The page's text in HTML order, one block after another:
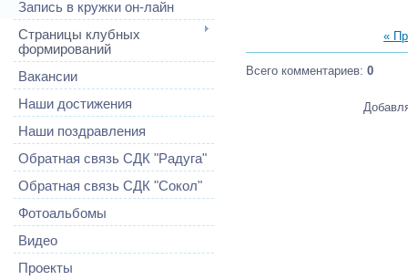
Запись в кружки он-лайн
Страницы клубных
формирований
Вакансии
Наши достижения
Наши поздравления
Обратная связь СДК "Радуга"
Обратная связь СДК "Сокол"
Фотоальбомы
Видео
Проекты
«
Всего комментариев: 0